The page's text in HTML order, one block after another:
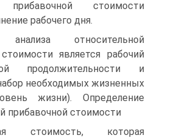
прибавочной стоимости
рабочего дня.
анализа относительной
является рабочий
продолжительности и
необходимых жизненных
жизни). Определение
прибавочной стоимости
стоимость, которая